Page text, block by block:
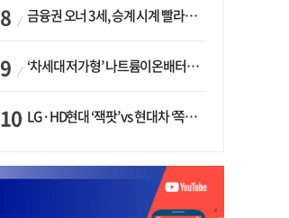
금융권 오너 3세, 승계 시계 빨라지나…한국투자 ‘속도’·미래에셋·메리츠는 ‘거리두기’
‘차세대 저가형’ 나트륨이온배터리 시대 오나…LG화학·에코프로, 상용화 속도낸다
LG·HD현대 ‘잭팟’ vs 현대차 ‘쪽박’…글로벌 사모펀드, 韓 대기업 투자 ‘희비’